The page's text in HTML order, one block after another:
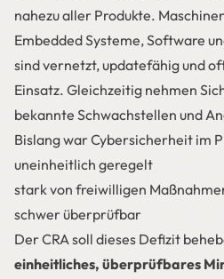
nahezu aller Produkte.
Embedded Systeme, Software
sind vernetzt, updatefähig und
Einsatz. Gleichzeitig nehmen
bekannte Schwachstellen und
Bislang war Cybersicherheit im
uneinheitlich geregelt
stark von freiwilligen
schwer überprüfbar
Der CRA soll dieses Defizit
einheitliches, überprüfbares